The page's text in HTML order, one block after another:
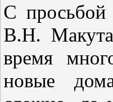
С просьбой
В.Н. Макута
время
новые